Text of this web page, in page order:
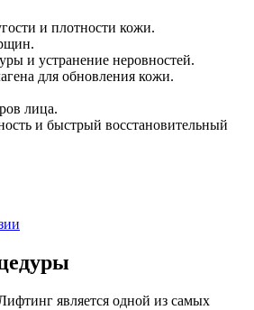
и плотности кожи.
и устранение неровностей.
для обновления кожи.
лица.
и быстрый восстановительный
является одной из самых